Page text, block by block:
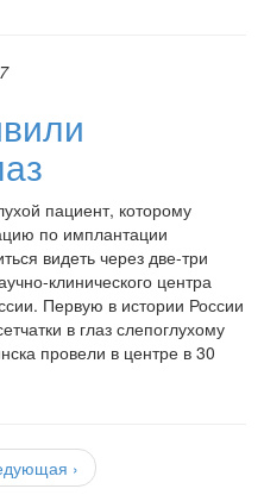
пациент, которому
по имплантации
видеть через две-три
клинического центра
Первую в истории России
в глаз слепоглухому
провели в центре в 30
›